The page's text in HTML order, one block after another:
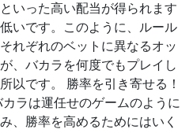
いった高い配当が得られます
いです。このように、ルール
れぞれのベットに異なるオッ
、バカラを何度でもプレイし
以です。 勝率を引き寄せる！
ラは運任せのゲームのように
、勝率を高めるためにはいく